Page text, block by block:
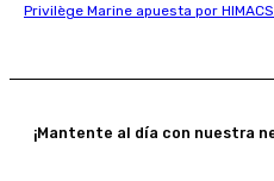
Privilège Marine apuesta por
¡Mantente al día con nuestra